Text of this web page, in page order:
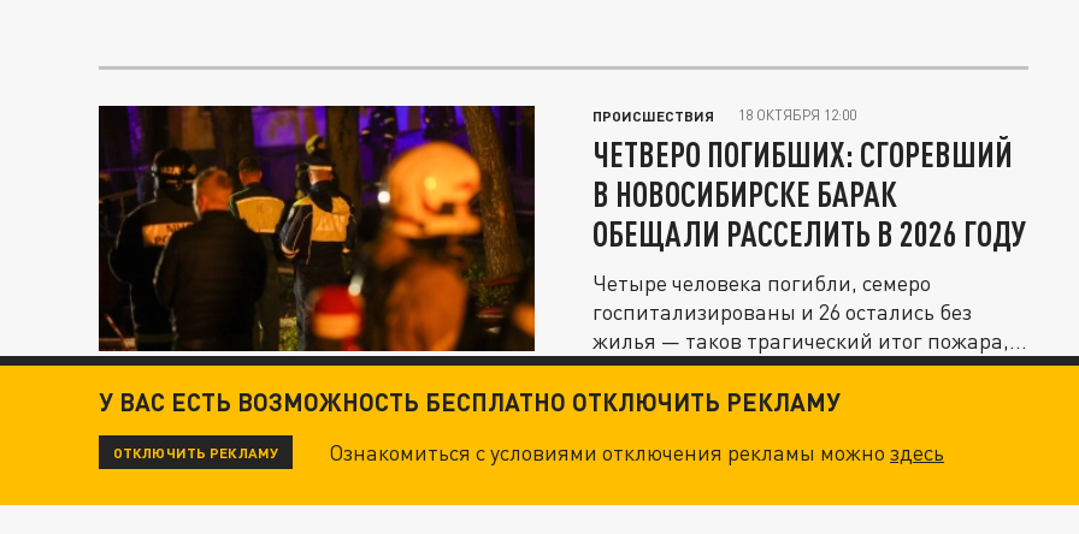
ПРОИСШЕСТВИЯ 18 ОКТЯБРЯ 12:00
ЧЕТВЕРО ПОГИБШИХ: СГОРЕВШИЙ
В НОВОСИБИРСКЕ БАРАК
ОБЕЩАЛИ РАССЕЛИТЬ В 2026 ГОДУ
Четыре человека погибли, семеро
госпитализированы и 26 остались без
жилья — таков трагический итог пожара,...
У ВАС ЕСТЬ ВОЗМОЖНОСТЬ БЕСПЛАТНО ОТКЛЮЧИТЬ РЕКЛАМУ
ОТКЛЮЧИТЬ РЕКЛАМУ Ознакомиться с условиями отключения рекламы можноздесь